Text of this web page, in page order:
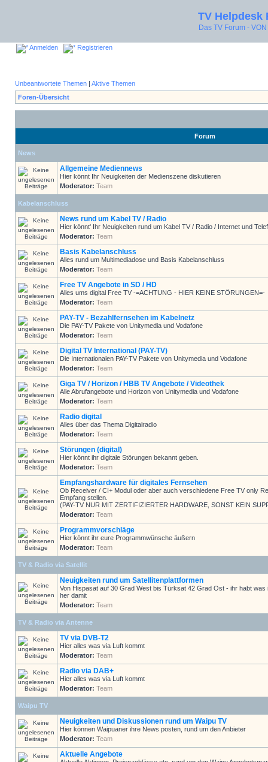
TV Helpdesk
Das TV Forum -
Anmelden Registrieren
Unbeantwortete Themen | Aktive Themen
Foren-Übersicht
Forum
News
Allgemeine Mediennews
Hier könnt Ihr Neuigkeiten der Medienszene diskutieren
Moderator: Team
Kabelanschluss
News rund um Kabel TV / Radio
Hier könnt' Ihr Neuigkeiten rund um Kabel TV / Radio / Internet und
Moderator: Team
Basis Kabelanschluss
Alles rund um Multimediadose und Basis Kabelanschluss
Moderator: Team
Free TV Angebote in SD / HD
Alles ums digital Free TV -=ACHTUNG - HIER KEINE STÖRUNGEN=-
Moderator: Team
PAY-TV - Bezahlfernsehen im Kabelnetz
Die PAY-TV Pakete von Unitymedia und Vodafone
Moderator: Team
Digital TV International (PAY-TV)
Die Internationalen PAY-TV Pakete von Unitymedia und Vodafone
Moderator: Team
Giga TV / Horizon / HBB TV Angebote / Videothek
Alle Abrufangebote und Horizon von Unitymedia und Vodafone
Moderator: Team
Radio digital
Alles über das Thema Digitalradio
Moderator: Team
Störungen (digital)
Hier könnt ihr digitale Störungen bekannt geben.
Moderator: Team
Empfangshardware für digitales Fernsehen
Ob Receiver / CI+ Modul oder aber auch verschiedene Free TV only
Empfang stellen.
(PAY-TV NUR MIT ZERTIFIZIERTER HARDWARE, SONST KEIN
Moderator: Team
Programmvorschläge
Hier könnt ihr eure Programmwünsche äußern
Moderator: Team
TV & Radio via Satellit
Neuigkeiten rund um Satellitenplattformen
Von Hispasat auf 30 Grad West bis Türksat 42 Grad Ost - ihr habt
her damit
Moderator: Team
TV & Radio via Antenne
TV via DVB-T2
Hier alles was via Luft kommt
Moderator: Team
Radio via DAB+
Hier alles was via Luft kommt
Moderator: Team
Waipu TV
Neuigkeiten und Diskussionen rund um Waipu TV
Hier können Waipuaner ihre News posten, rund um den Anbieter
Moderator: Team
Aktuelle Angebote